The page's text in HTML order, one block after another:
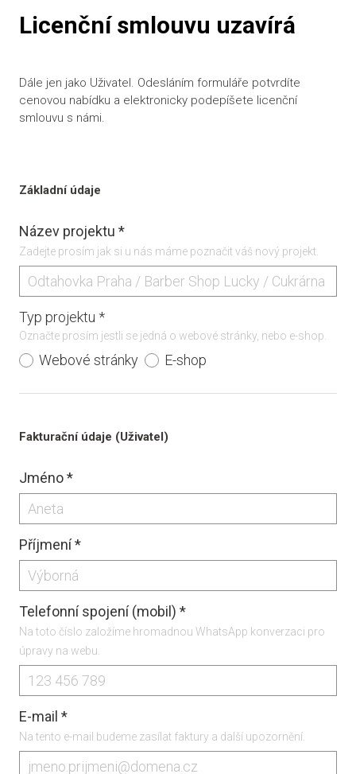
Licenční smlouvu uzavírá
Dále jen jako Uživatel. Odesláním formuláře potvrdíte
cenovou nabídku a elektronicky podepíšete licenční
smlouvu s námi.
Základní údaje
Název projektu *
Zadejte prosím jak si u nás máme poznačit váš nový projekt.
Typ projektu *
Označte prosím jestli se jedná o webové stránky, nebo e-shop.
Webové stránky E-shop
Fakturační údaje (Uživatel)
Jméno*
Příjmení*
Telefonní spojení (mobil) *
Na toto číslo založíme hromadnou WhatsApp konverzaci pro
úpravy na webu.
E-mail *
Na tento e-mail budeme zasílat faktury a další upozornění.